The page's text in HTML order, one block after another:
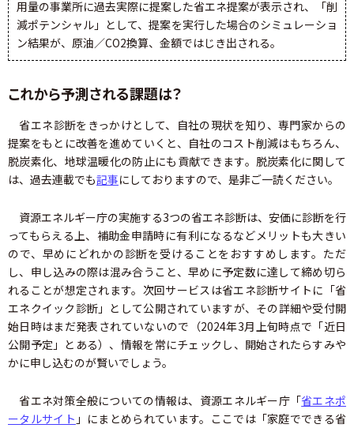
用量の事業所に過去実際に提案した省エネ提案が表示され、「削
減ポテンシャル」として、提案を実行した場合のシミュレーショ
ン結果が、原油／CO2換算、金額ではじき出される。
これから予測される課題は？
省エネ診断をきっかけとして、自社の現状を知り、専門家からの
提案をもとに改善を進めていくと、自社のコスト削減はもちろん、
脱炭素化、地球温暖化の防止にも貢献できます。脱炭素化に関して
は、過去連載でも記事にしておりますので、是非ご一読ください。
資源エネルギー庁の実施する3つの省エネ診断は、安価に診断を行
ってもらえる上、補助金申請時に有利になるなどメリットも大きい
ので、早めにどれかの診断を受けることをおすすめします。ただ
し、申し込みの際は混み合うこと、早めに予定数に達して締め切ら
れることが想定されます。次回サービスは省エネ診断サイトに「省
エネクイック診断」として公開されていますが、その詳細や受付開
始日時はまだ発表されていないので（2024年3月上旬時点で「近日
公開予定」とある）、情報を常にチェックし、開始されたらすみや
かに申し込むのが賢いでしょう。
省エネ対策全般についての情報は、資源エネルギー庁「省エネポ
ータルサイト 」にまとめられています。ここでは「家庭でできる省